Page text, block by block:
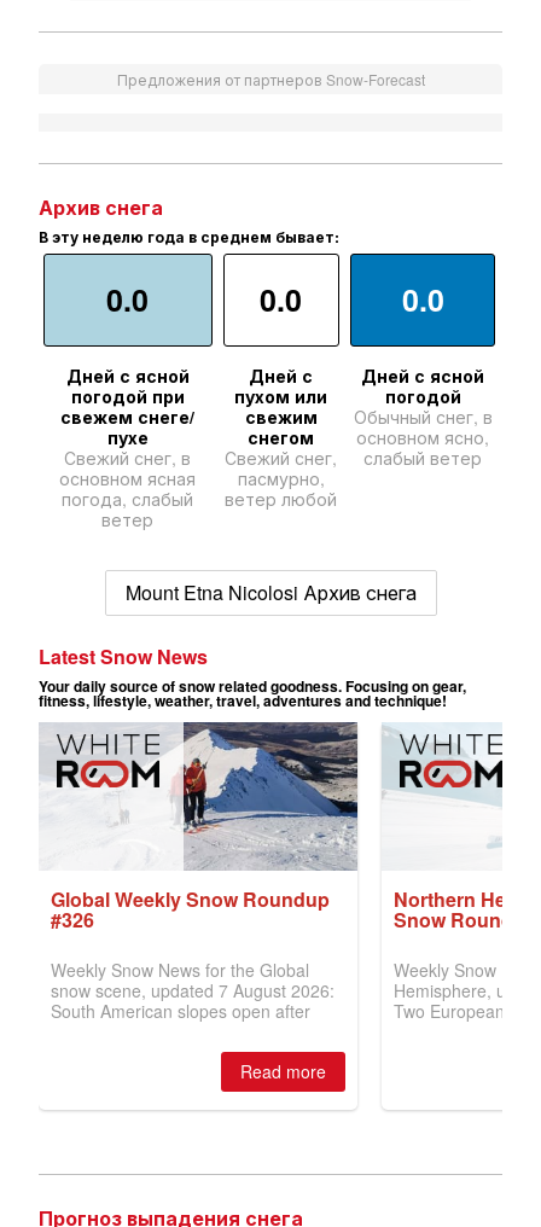
Предложения от партнеров Snow-Forecast
Архив снега
В эту неделю года в среднем бывает:
0.0
Дней с ясной
погодой при
свежем снеге/
пухе
Свежий снег, в
основном ясная
погода, слабый
ветер
0.0
Дней с
пухом или
свежим
снегом
Свежий снег,
пасмурно,
ветер любой
0.0
Дней с ясной
погодой
Обычный снег, в
основном ясно,
слабый ветер
Mount Etna Nicolosi Архив снега
Прогноз выпадения снега